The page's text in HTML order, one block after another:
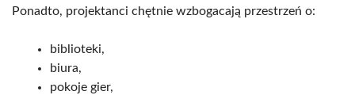
Ponadto, projektanci chętnie wzbogacają przestrzeń o:
biblioteki,
biura,
pokoje gier,